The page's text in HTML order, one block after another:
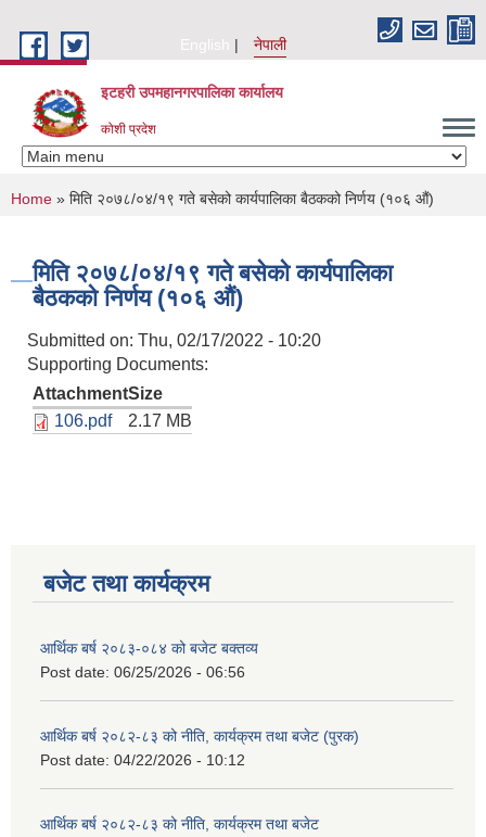
English
नेपाली
इटहरी उपमहानगरपालिका कार्यालय
कोशी प्रदेश
You are here
Home » मिति २०७८/०४/१९ गते बसेको कार्यपालिका बैठकको निर्णय (१०६ औं)
मिति २०७८/०४/१९ गते बसेको कार्यपालिका
बैठकको निर्णय (१०६ औं)
Submitted on: Thu, 02/17/2022 - 10:20
Supporting Documents:
AttachmentSize
106.pdf
2.17 MB
बजेट तथा कार्यक्रम
आर्थिक बर्ष २०८३-०८४ को बजेट बक्तव्य
Post date: 06/25/2026 - 06:56
आर्थिक बर्ष २०८२-८३ को नीति, कार्यक्रम तथा बजेट (पुरक)
Post date: 04/22/2026 - 10:12
आर्थिक बर्ष २०८२-८३ को नीति, कार्यक्रम तथा बजेट